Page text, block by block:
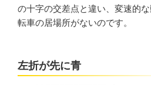
の十字の交差点と違い、変速的
転車の居場所がないのです。
左折が先に青